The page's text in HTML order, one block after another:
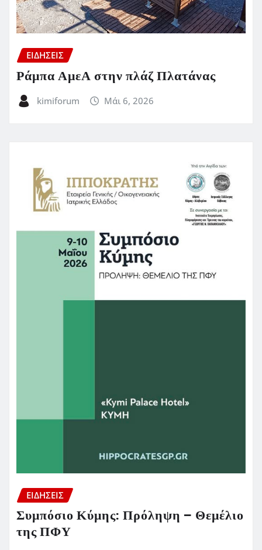
ΕΙΔΗΣΕΙΣ
Ράμπα ΑμεΑ στην πλάζ Πλατάνας
kimiforum Μάι 6, 2026
ΕΙΔΗΣΕΙΣ
Συμπόσιο Κύμης: Πρόληψη – Θεμέλιο
της ΠΦΥ